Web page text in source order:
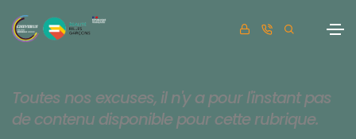
Toutes nos excuses, il n'y a pour l'instant pas
de contenu disponible pour cette rubrique.